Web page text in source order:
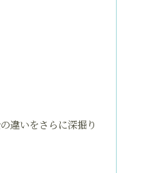
違いをさらに深掘り